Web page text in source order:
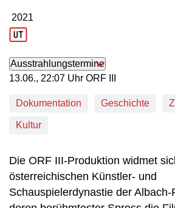
Produktionsjahr: 2021
2021
Ausstrahlungstermine
13. Juni, 22:07 Uhr in ORF III
13.06., 22:07 Uhr ORF III
Dokumentation Geschichte
Kultur
Die ORF III-Produktion widmet
österreichischen Künstler- und
Schauspielerdynastie der